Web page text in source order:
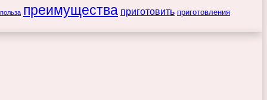
польза преимущества приготовить приготовления